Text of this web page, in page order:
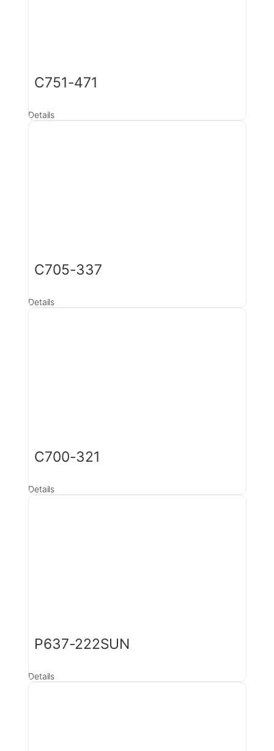
C751-471
Details
C705-337
Details
C700-321
Details
P637-222SUN
Details